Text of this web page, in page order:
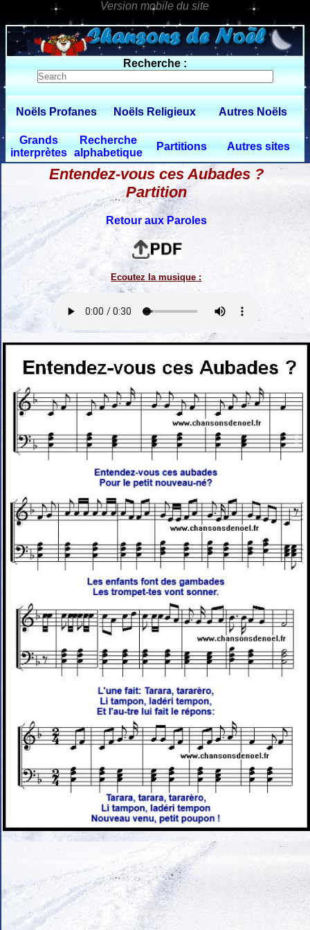
0 $limitbot 1 $limittot 2
Recherche :
Noëls Profanes Noëls Religieux Autres Noëls
Grands
interprètes
Recherche
alphabetique
Partitions Autres sites
Entendez-vous ces Aubades ?
Partition
Retour aux Paroles
Ecoutez la musique :